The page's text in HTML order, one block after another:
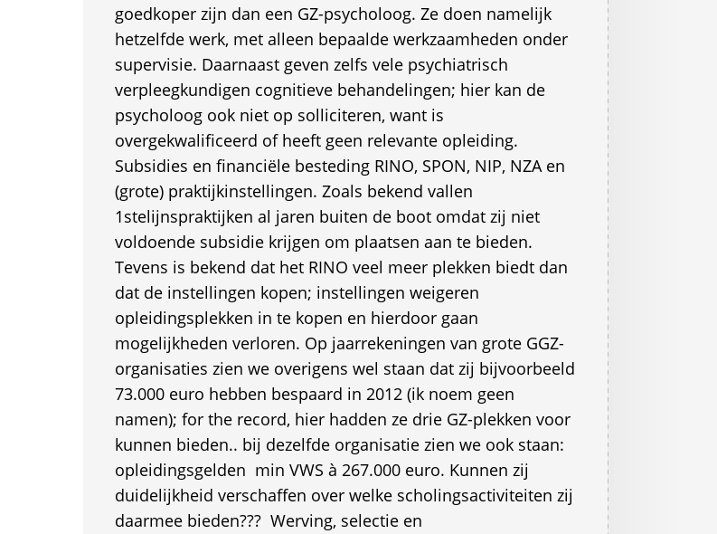
goedkoper zijn dan een GZ-psycholoog. Ze doen namelijk
hetzelfde werk, met alleen bepaalde werkzaamheden onder
supervisie. Daarnaast geven zelfs vele psychiatrisch
verpleegkundigen cognitieve behandelingen; hier kan de
psycholoog ook niet op solliciteren, want is
overgekwalificeerd of heeft geen relevante opleiding. 
Subsidies en financiële besteding RINO, SPON, NIP, NZA en
(grote) praktijkinstellingen. Zoals bekend vallen
1stelijnspraktijken al jaren buiten de boot omdat zij niet
voldoende subsidie krijgen om plaatsen aan te bieden.
Tevens is bekend dat het RINO veel meer plekken biedt dan
dat de instellingen kopen; instellingen weigeren
opleidingsplekken in te kopen en hierdoor gaan
mogelijkheden verloren. Op jaarrekeningen van grote GGZ-
organisaties zien we overigens wel staan dat zij bijvoorbeeld
73.000 euro hebben bespaard in 2012 (ik noem geen
namen); for the record, hier hadden ze drie GZ-plekken voor
kunnen bieden.. bij dezelfde organisatie zien we ook staan:
opleidingsgelden  min VWS à 267.000 euro. Kunnen zij
duidelijkheid verschaffen over welke scholingsactiviteiten zij
daarmee bieden???  Werving, selectie en